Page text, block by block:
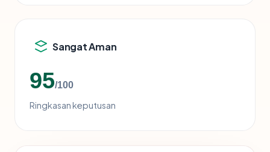
Sangat Aman
95/100
Ringkasan keputusan